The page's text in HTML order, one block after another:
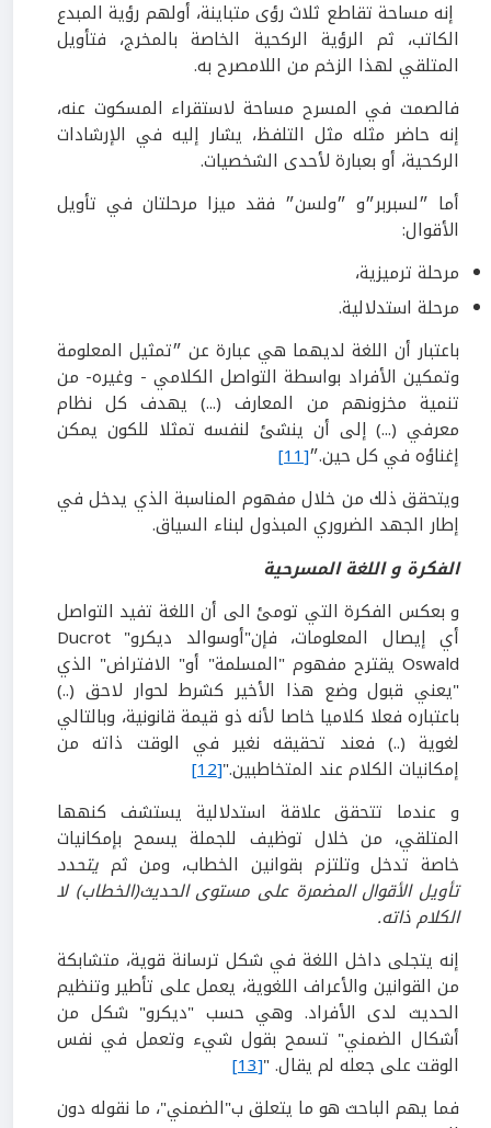
إنه مساحة تقاطع ثلاث رؤى متباينة، أولهم رؤية المبدع
الكاتب، ثم الرؤية الركحية الخاصة بالمخرج، فتأويل
المتلقي لهذا الزخم من اللامصرح به.
فالصمت في المسرح مساحة لاستقراء المسكوت عنه،
إنه حاضر مثله مثل التلفظ، يشار إليه في الإرشادات
الركحية، أو بعبارة لأحدى الشخصيات.
أما ״لسبربر״و ״ولسن״ فقد ميزا مرحلتان في تأويل
الأقوال:
مرحلة ترميزية،
مرحلة استدلالية.
باعتبار أن اللغة لديهما هي عبارة عن ״تمثيل المعلومة
وتمكين الأفراد بواسطة التواصل الكلامي - وغيره- من
تنمية مخزونهم من المعارف (...) يهدف كل نظام
معرفي (...) إلى أن ينشئ لنفسه تمثلا للكون يمكن
إغناؤه في كل حين.״[11]
ويتحقق ذلك من خلال مفهوم المناسبة الذي يدخل في
إطار الجهد الضروري المبذول لبناء السياق.
الفكرة و اللغة المسرحية
و بعكس الفكرة التي تومئ الى أن اللغة تفيد التواصل
أي إيصال المعلومات، فإن"أوسوالد ديكرو" Ducrot
Oswald يقترح مفهوم "المسلمة" أو" الافتراض" الذي
"يعني قبول وضع هذا الأخير كشرط لحوار لاحق (..)
باعتباره فعلا كلاميا خاصا لأنه ذو قيمة قانونية، وبالتالي
لغوية (..) فعند تحقيقه نغير في الوقت ذاته من
إمكانيات الكلام عند المتخاطبين."[12]
و عندما تتحقق علاقة استدلالية يستشف كنهها
المتلقي، من خلال توظيف للجملة يسمح بإمكانيات
خاصة تدخل وتلتزم بقوانين الخطاب، ومن ثم يتحدد
تأويل الأقوال المضمرة على مستوى الحديث(الخطاب) لا
الكلام ذاته.
إنه يتجلى داخل اللغة في شكل ترسانة قوية، متشابكة
من القوانين والأعراف اللغوية، يعمل على تأطير وتنظيم
الحديث لدى الأفراد. وهي حسب "ديكرو" شكل من
أشكال الضمني" تسمح بقول شيء وتعمل في نفس
الوقت على جعله لم يقال. "[13]
فما يهم الباحث هو ما يتعلق ب"الضمني"، ما نقوله دون